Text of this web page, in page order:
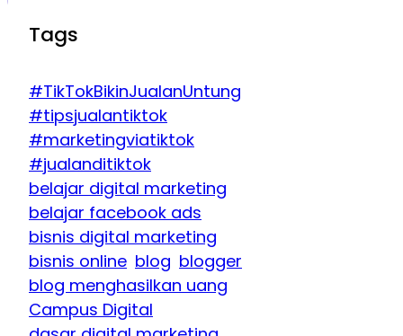
Tags
#TikTokBikinJualanUntung
#tipsjualantiktok
#marketingviatiktok
#jualanditiktok
belajar digital marketing
belajar facebook ads
bisnis digital marketing
bisnis online blog blogger
blog menghasilkan uang
Campus Digital